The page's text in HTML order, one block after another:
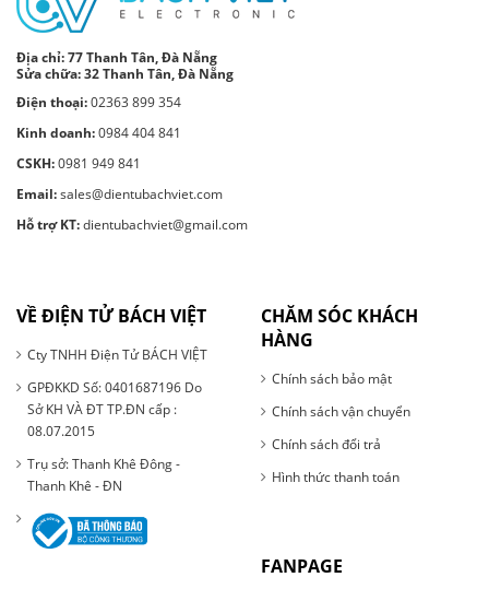
Địa chỉ:77 Thanh Tân, Đà Nẵng
Sửa chữa: 32 Thanh Tân, Đà Nẵng
Điện thoại:02363 899 354
Kinh doanh:0984 404 841
CSKH:0981 949 841
Email:sales@dientubachviet.com
Hỗ trợ KT:dientubachviet@gmail.com
VỀ ĐIỆN TỬ BÁCH VIỆT
Cty TNHH Điện Tử BÁCH VIỆT
GPĐKKD Số: 0401687196 Do
Sở KH VÀ ĐT TP.ĐN cấp :
08.07.2015
Trụ sở: Thanh Khê Đông -
Thanh Khê - ĐN
CHĂM SÓC KHÁCH
HÀNG
Chính sách bảo mật
Chính sách vận chuyển
Chính sách đổi trả
Hình thức thanh toán
FANPAGE